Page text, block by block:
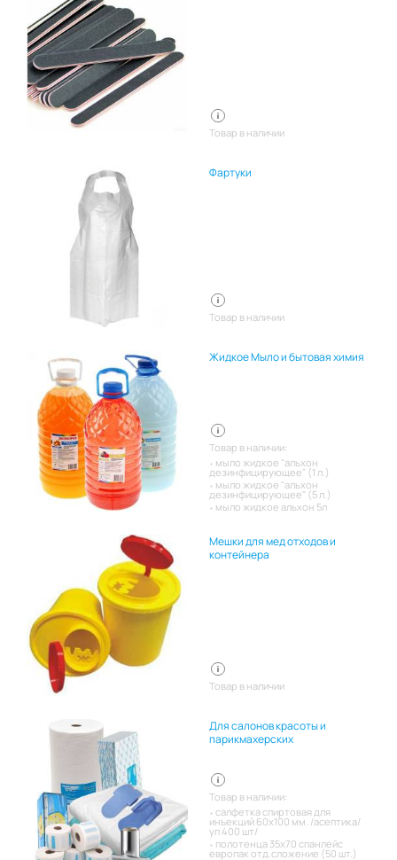
Товар в наличии
Фартуки
Товар в наличии
Жидкое Мыло и бытовая химия
Товар в наличии:
мыло жидкое "альхон
дезинфицирующее" (1 л.)
мыло жидкое "альхон
дезинфицирующее" (5 л.)
мыло жидкое альхон 5л
Мешки для мед отходов и
контейнера
Товар в наличии
Для салонов красоты и
парикмахерских
Товар в наличии:
салфетка спиртовая для
инъекций 60х100 мм. /асептика/
уп 400 шт/
полотенца 35х70 спанлейс
европак отд.сложение (50 шт.)